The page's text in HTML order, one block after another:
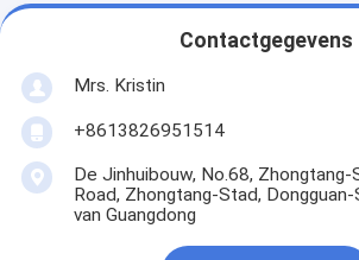
Contactgegevens
Mrs. Kristin
+8613826951514
De Jinhuibouw, No.68, Zhongtang-
Road, Zhongtang-Stad,
van Guangdong